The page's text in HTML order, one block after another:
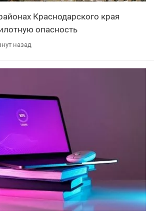
Краснодарского края
опасность
назад